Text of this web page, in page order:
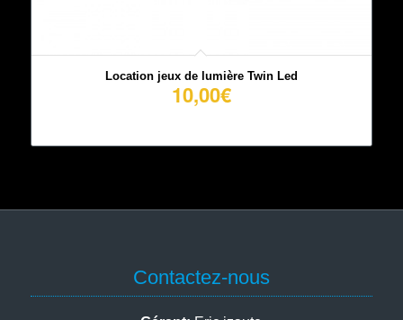
Location jeux de lumière Twin Led
10,00€
Contactez-nous